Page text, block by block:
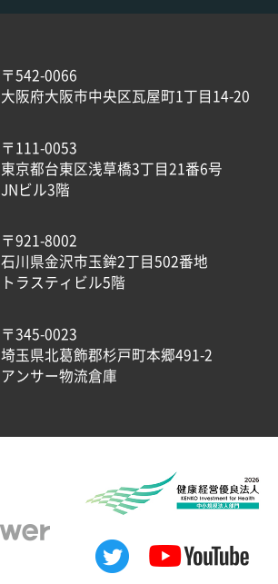
〒542-0066
大阪府大阪市中央区瓦屋町1丁目14-20
〒111-0053
東京都台東区浅草橋3丁目21番6号
JNビル3階
〒921-8002
石川県金沢市玉鉾2丁目502番地
トラスティビル5階
〒345-0023
埼玉県北葛飾郡杉戸町本郷491-2
アンサー物流倉庫